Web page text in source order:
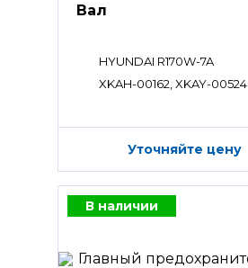
Вал
HYUNDAI R170W-7A
XKAH-00162, XKAY-00524
Уточняйте цену
В наличии